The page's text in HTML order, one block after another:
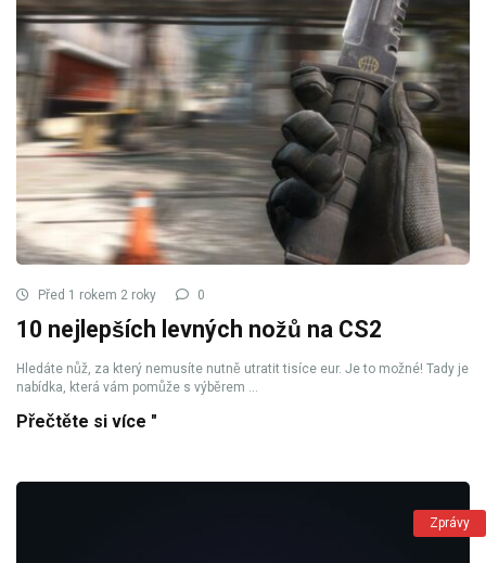
Před 1 rokem 2 roky 0
10 nejlepších levných nožů na CS2
Hledáte nůž, za který nemusíte nutně utratit tisíce eur. Je to možné! Tady je
nabídka, která vám pomůže s výběrem ...
Přečtěte si více "
Zprávy